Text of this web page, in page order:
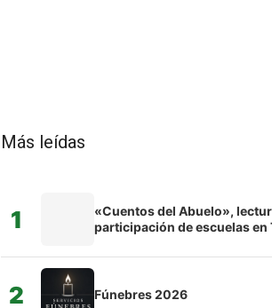
Más leídas
1
«Cuentos del Abuelo»,
participación de escuelas en
2 Fúnebres 2026